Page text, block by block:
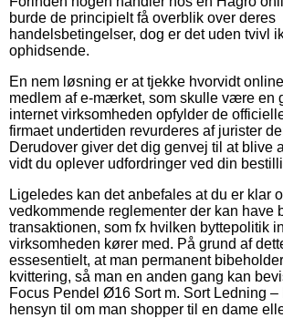
burde de principielt få overblik over deres
handelsbetingelser, dog er det uden tvivl
ophidsende.
En nem løsning er at tjekke hvorvidt
medlem af e-mærket, som skulle være en
internet virksomheden opfylder de
firmaet undertiden revurderes af jurister
Derudover giver det dig genvej til at blive
vidt du oplever udfordringer ved din
Ligeledes kan det anbefales at du er klar
vedkommende reglementer der kan have
transaktionen, som fx hvilken byttepolitik
virksomheden kører med. På grund af
essesentielt, at man permanent
kvittering, så man en anden gang kan
Focus Pendel Ø16 Sort m. Sort Ledning –
hensyn til om man shopper til en dame